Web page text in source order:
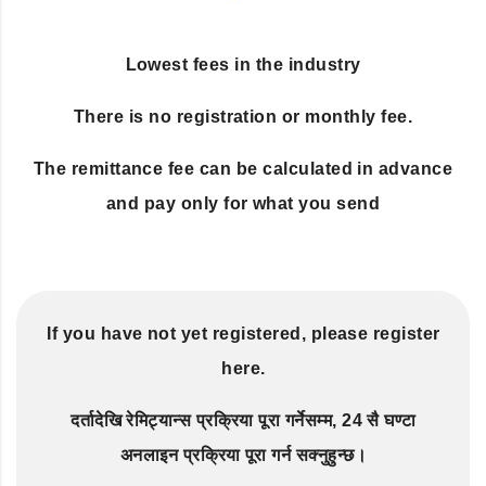
Lowest fees in the industry
There is no registration or monthly fee.
The remittance fee can be calculated in advance
and pay only for what you send
If you have not yet registered, please register
here.
दर्तादेखि रेमिट्यान्स प्रक्रिया पूरा गर्नेसम्म, 24 सै घण्टा
अनलाइन प्रक्रिया पूरा गर्न सक्नुहुन्छ।